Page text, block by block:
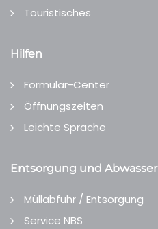
Touristisches
Hilfen
Formular-Center
Öffnungszeiten
Leichte Sprache
Entsorgung und Abwasser
Müllabfuhr / Entsorgung
Service NBS